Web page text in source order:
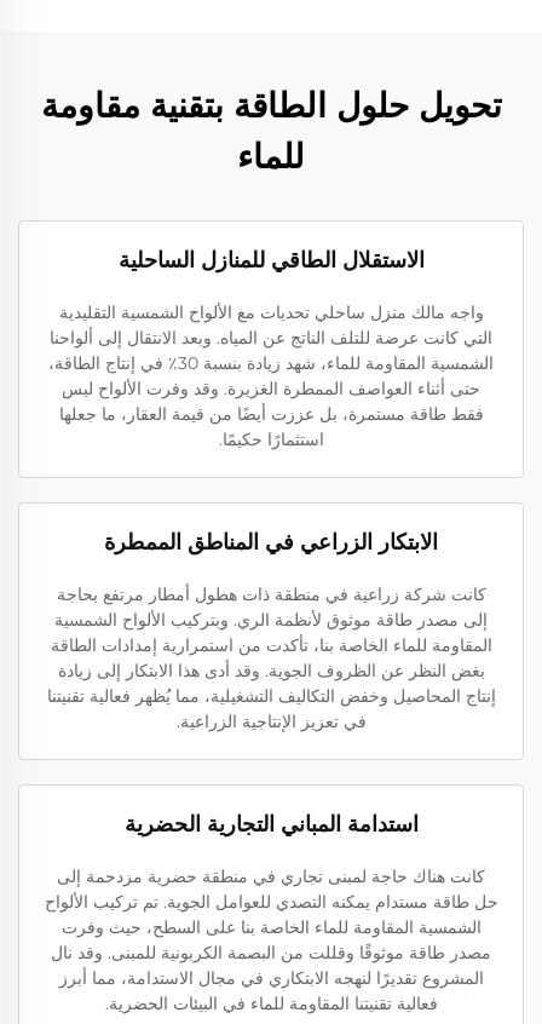
تحويل حلول الطاقة بتقنية مقاومة
للماء
الاستقلال الطاقي للمنازل الساحلية
واجه مالك منزل ساحلي تحديات مع الألواح الشمسية التقليدية
التي كانت عرضة للتلف الناتج عن المياه. وبعد الانتقال إلى ألواحنا
الشمسية المقاومة للماء، شهد زيادة بنسبة 30٪ في إنتاج الطاقة،
حتى أثناء العواصف الممطرة الغزيرة. وقد وفرت الألواح ليس
فقط طاقة مستمرة، بل عززت أيضًا من قيمة العقار، ما جعلها
استثمارًا حكيمًا.
الابتكار الزراعي في المناطق الممطرة
كانت شركة زراعية في منطقة ذات هطول أمطار مرتفع بحاجة
إلى مصدر طاقة موثوق لأنظمة الري. وبتركيب الألواح الشمسية
المقاومة للماء الخاصة بنا، تأكدت من استمرارية إمدادات الطاقة
بغض النظر عن الظروف الجوية. وقد أدى هذا الابتكار إلى زيادة
إنتاج المحاصيل وخفض التكاليف التشغيلية، مما يُظهر فعالية تقنيتنا
في تعزيز الإنتاجية الزراعية.
استدامة المباني التجارية الحضرية
كانت هناك حاجة لمبنى تجاري في منطقة حضرية مزدحمة إلى
حل طاقة مستدام يمكنه التصدي للعوامل الجوية. تم تركيب الألواح
الشمسية المقاومة للماء الخاصة بنا على السطح، حيث وفرت
مصدر طاقة موثوقًا وقللت من البصمة الكربونية للمبنى. وقد نال
المشروع تقديرًا لنهجه الابتكاري في مجال الاستدامة، مما أبرز
فعالية تقنيتنا المقاومة للماء في البيئات الحضرية.